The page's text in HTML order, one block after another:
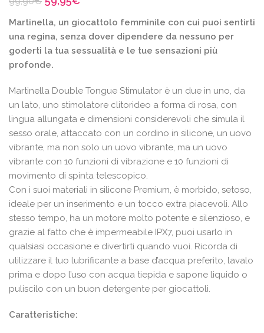
originale
era:
99,90€.
attuale
è:
59,95€.
Martinella, un giocattolo femminile con cui puoi sentirti
una regina, senza dover dipendere da nessuno per
goderti la tua sessualità e le tue sensazioni più
profonde.
Martinella Double Tongue Stimulator è un due in uno, da
un lato, uno stimolatore clitorideo a forma di rosa, con
lingua allungata e dimensioni considerevoli che simula il
sesso orale, attaccato con un cordino in silicone, un uovo
vibrante, ma non solo un uovo vibrante, ma un uovo
vibrante con 10 funzioni di vibrazione e 10 funzioni di
movimento di spinta telescopico.
Con i suoi materiali in silicone Premium, è morbido, setoso,
ideale per un inserimento e un tocco extra piacevoli. Allo
stesso tempo, ha un motore molto potente e silenzioso, e
grazie al fatto che è impermeabile IPX7, puoi usarlo in
qualsiasi occasione e divertirti quando vuoi. Ricorda di
utilizzare il tuo lubrificante a base d’acqua preferito, lavalo
prima e dopo l’uso con acqua tiepida e sapone liquido o
puliscilo con un buon detergente per giocattoli.
Caratteristiche: